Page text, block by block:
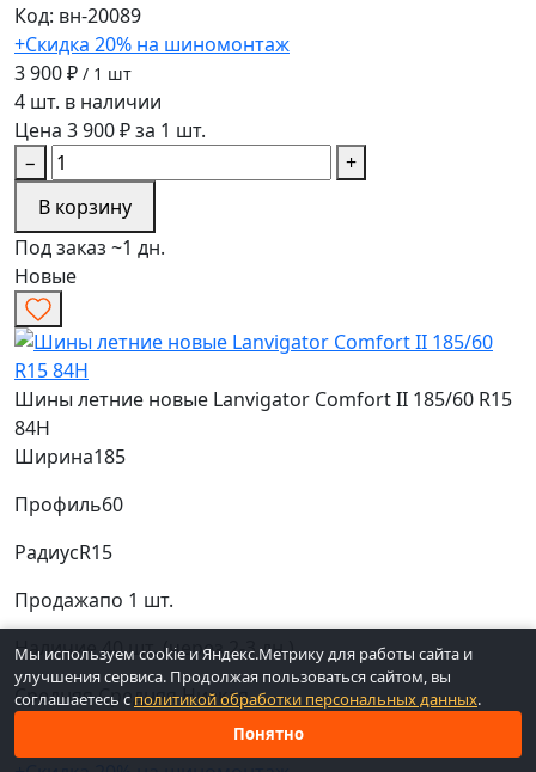
Код: вн-20089
+Скидка 20% на шиномонтаж
3 900 ₽ / 1 шт
4 шт. в наличии
Цена 3 900 ₽ за 1 шт.
−
+
В корзину
Под заказ ~1 дн.
Новые
Шины летние новые Lanvigator Comfort II 185/60 R15
84H
Ширина185
Профиль60
РадиусR15
Продажапо 1 шт.
Наличие 40 шт. (через 2-3 дн.)
СредняяСредняяНизкая
Мы используем cookie и Яндекс.Метрику для работы сайта и
улучшения сервиса. Продолжая пользоваться сайтом, вы
соглашаетесь с политикой обработки персональных данных.
Понятно